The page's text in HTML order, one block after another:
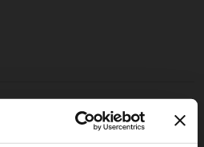
ZUM PFLEGEHEIM -
24 STUNDEN